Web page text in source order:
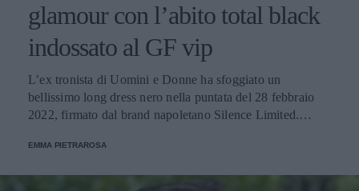
glamour con l’abito total black
indossato al GF vip
L’ex tronista di Uomini e Donne ha sfoggiato un
bellissimo long dress nero nella puntata del 28 febbraio
2022, firmato dal brand napoletano Silence Limited.
EMMA PIETRAROSA